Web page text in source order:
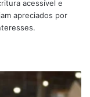
acessível e
apreciados por